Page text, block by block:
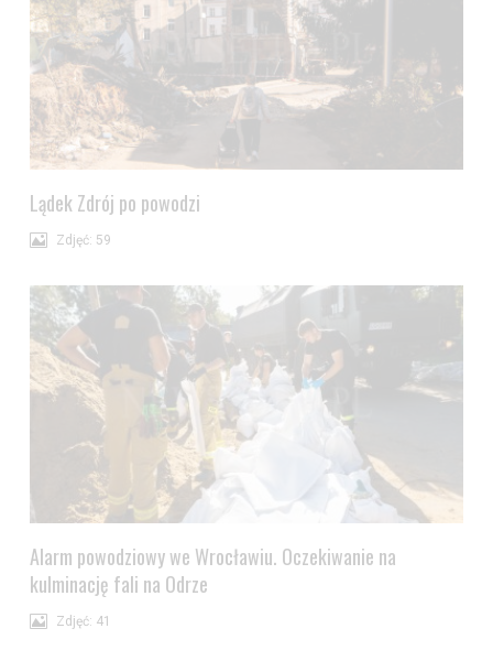
Lądek Zdrój po powodzi
Zdjęć: 59
Alarm powodziowy we Wrocławiu. Oczekiwanie na
kulminację fali na Odrze
Zdjęć: 41